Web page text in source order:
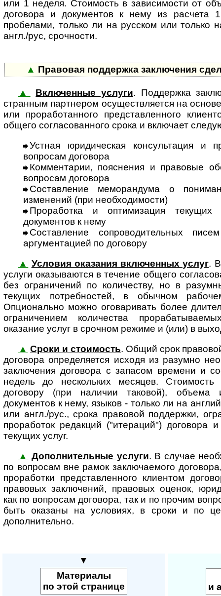
или 1 неделя. Стоимость в зависимости от
договора и документов к нему из расчета
пробелами, только ли на русском или только
англ./рус, срочности.
▲ Правовая поддержка заключения
▲ Включенные услуги. Поддержка
стран­ным партнером осущест­вляется на
или прора­ботан­ного пред­став­лен­ного
общего согла­сован­ного срока и включает
Устная юридическая консультация и
вопросам договора
Комментарии, пояснения и правовые
вопросам договора
Составление меморандума о
изменений (при необходимости)
Проработка и оптимизация текущих
документов к нему
Составление сопроводительных
аргументацией по договору
▲ Условия оказания включенных услуг.
услуги оказы­ваются в тече­ние общего
без ограни­чений по количеству, но в
текущих потреб­ностей, в обыч­ном
Опционально можно огова­ривать более
ограни­чением коли­чества
оказание услуг в срочном режиме и (или) в
▲ Сроки и стоимость. Общий срок
договора определяется исходя из разумно
заключения договора с запасом времени и
недель до нескольких месяцев.
договору (при наличии таковой), объема
документов к нему, языков - только ли на
или англ./рус., срока правовой поддержки,
проработок редакций ("итераций") договора
текущих услуг.
▲ Дополнительные услуги. В случае
по вопросам вне рамок заклю­ча­е­мого
проработки представленного клиентом
правовых заключений, правовых оценок,
как по вопросам договора, так и по прочим
быть оказаны на условиях, в сроки и по
дополнительно.
▼
Материалы
по этой странице
и